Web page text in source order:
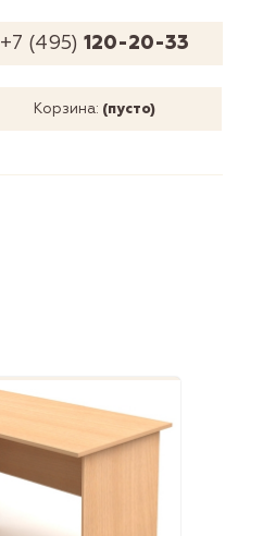
+7 (495)120-20-33
Корзина: (пусто)